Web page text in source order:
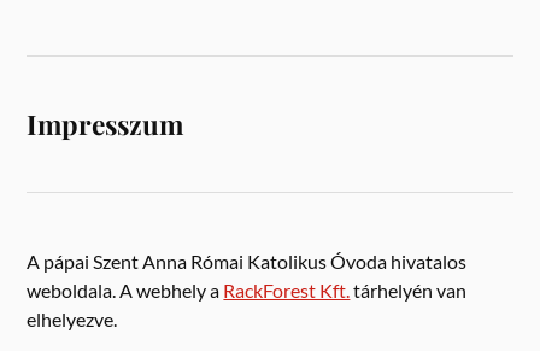
Impresszum
A pápai Szent Anna Római Katolikus Óvoda hivatalos
weboldala. A webhely a RackForest Kft. tárhelyén van
elhelyezve.